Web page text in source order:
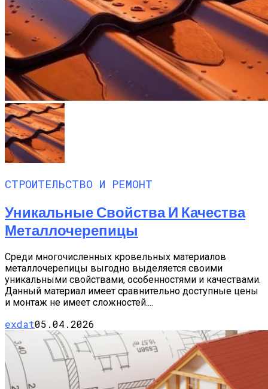
СТРОИТЕЛЬСТВО И РЕМОНТ
Уникальные Свойства И Качества
Металлочерепицы
Среди многочисленных кровельных материалов
металлочерепицы выгодно выделяется своими
уникальными свойствами, особенностями и качествами.
Данный материал имеет сравнительно доступные цены
и монтаж не имеет сложностей....
exdat05.04.2026